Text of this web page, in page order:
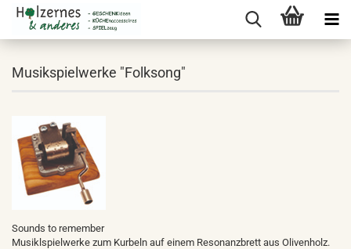
Musikspielwerke "Folksong"
Sounds to remember
Musiklspielwerke zum Kurbeln auf einem Resonanzbrett aus Olivenholz.